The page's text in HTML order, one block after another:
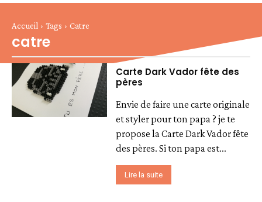
Accueil Tags Catre
catre
Carte Dark Vador fête des
pères
Envie de faire une carte originale
et styler pour ton papa ? je te
propose la Carte Dark Vador fête
des pères. Si ton papa est...
Lire la suite